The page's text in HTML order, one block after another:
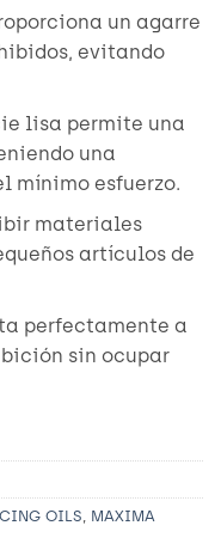
un agarre
evitando
lisa permite una
una
mínimo esfuerzo.
materiales
artículos de
perfectamente a
sin ocupar
OILS MAXIMA